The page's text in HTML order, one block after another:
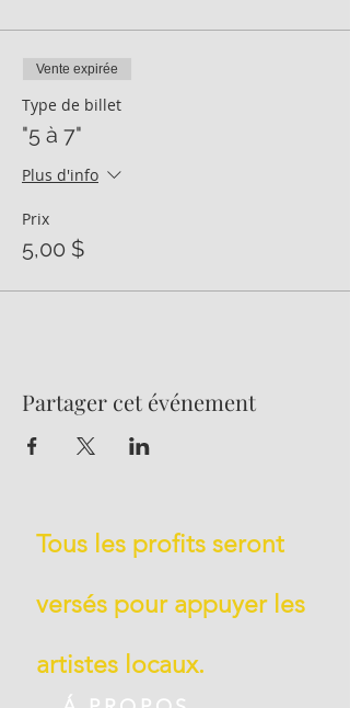
Vente expirée
Type de billet
"5 à 7"
Plus d'info
Prix
5,00 $
Partager cet événement
Tous les profits seront
versés pour appuyer les
artistes locaux.